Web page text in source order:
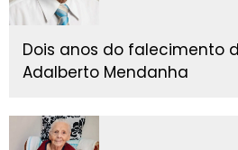
Dois anos do falecimento
Adalberto Mendanha